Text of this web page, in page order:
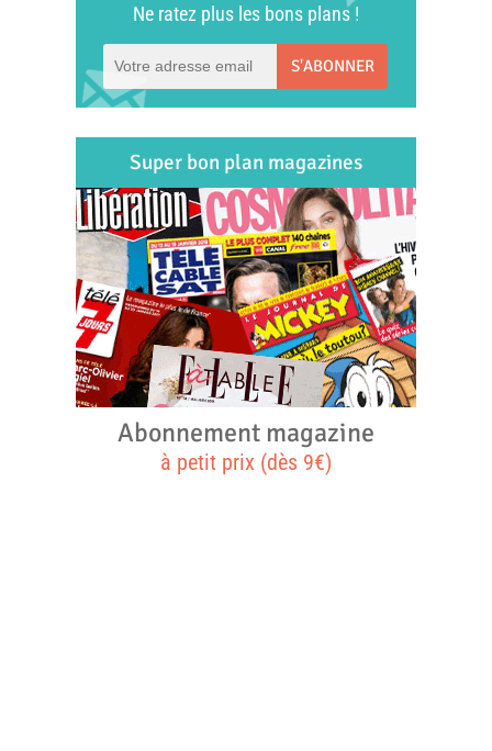
Ne ratez plus les bons plans !
S'ABONNER
Super bon plan magazines
Abonnement magazine
à petit prix (dès 9€)